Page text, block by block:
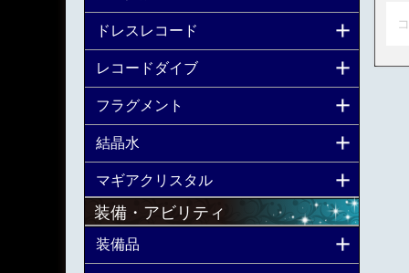
ドレスレコード
レコードダイブ
フラグメント
結晶水
マギアクリスタル
装備・アビリティ
装備品